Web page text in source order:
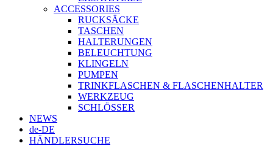
ACCESSORIES
RUCKSÄCKE
TASCHEN
HALTERUNGEN
BELEUCHTUNG
KLINGELN
PUMPEN
TRINKFLASCHEN & FLASCHENHALTER
WERKZEUG
SCHLÖSSER
NEWS
de-DE
HÄNDLERSUCHE